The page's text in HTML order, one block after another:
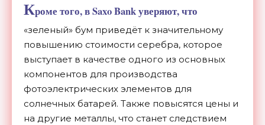
Кроме того, в Saxo Bank уверяют, что
«зеленый» бум приведёт к значительному
повышению стоимости серебра, которое
выступает в качестве одного из основных
компонентов для производства
фотоэлектрических элементов для
солнечных батарей. Также повысятся цены и
на другие металлы, что станет следствием